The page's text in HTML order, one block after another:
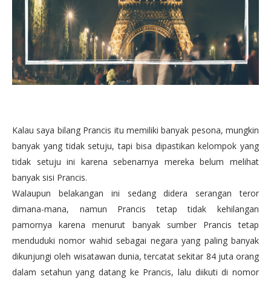
Kalau saya bilang Prancis itu memiliki banyak pesona, mungkin
banyak yang tidak setuju, tapi bisa dipastikan kelompok yang
tidak setuju ini karena sebenarnya mereka belum melihat
banyak sisi Prancis.
Walaupun belakangan ini sedang didera serangan teror
dimana-mana, namun Prancis tetap tidak kehilangan
pamornya karena menurut banyak sumber Prancis tetap
menduduki nomor wahid sebagai negara yang paling banyak
dikunjungi oleh wisatawan dunia, tercatat sekitar 84 juta orang
dalam setahun yang datang ke Prancis, lalu diikuti di nomor